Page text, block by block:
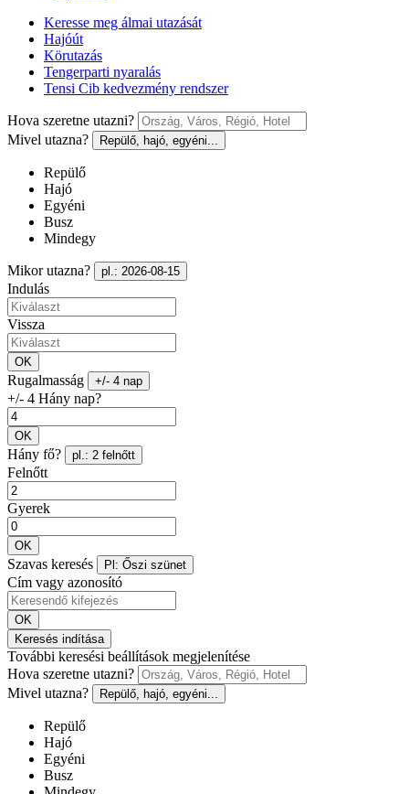
Keresse meg álmai utazását
Hajóút
Körutazás
Tengerparti nyaralás
Tensi Cib kedvezmény rendszer
Hova szeretne utazni?
Mivel utazna?
Repülő, hajó, egyéni...
Repülő
Hajó
Egyéni
Busz
Mindegy
Mikor utazna? pl.: 2026-08-15
Indulás
Vissza
OK
Rugalmasság +/- 4 nap
+/- 4 Hány nap?
OK
Hány fő? pl.: 2 felnőtt
Felnőtt
Gyerek
OK
Szavas keresés Pl: Őszi szünet
Cím vagy azonosító
OK
Keresés indítása
További keresési beállítások megjelenítése
Hova szeretne utazni?
Mivel utazna?
Repülő, hajó, egyéni...
Repülő
Hajó
Egyéni
Busz